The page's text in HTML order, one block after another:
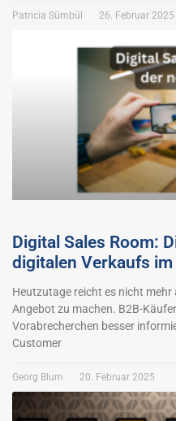
Patricia Sümbül 26. Februar 2025
Digital Sales Room:
digitalen Verkaufs im
Heutzutage reicht es nicht
Angebot zu machen. B2B-
Vorabrecherchen besser
Customer
Georg Blum 20. Februar 2025